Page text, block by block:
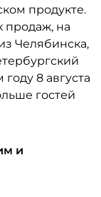
продукте.
продаж, на
Челябинска,
8 августа
гостей
и